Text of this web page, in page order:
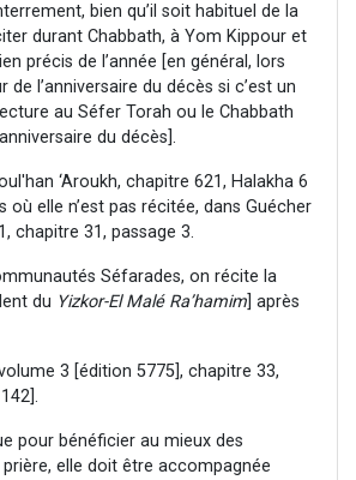
bien qu’il soit habituel de la
durant Chabbath, à Yom Kippour et
précis de l’année [en général, lors
l’anniversaire du décès si c’est un
au Séfer Torah ou le Chabbath
du décès].
‘Aroukh, chapitre 621, Halakha 6
où elle n’est pas récitée, dans Guécher
chapitre 31, passage 3.
Séfarades, on récite la
du Yizkor-El Malé Ra’hamim ] après
3 [édition 5775], chapitre 33,
pour bénéficier au mieux des
elle doit être accompagnée